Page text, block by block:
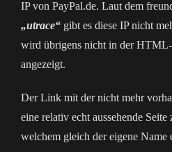
IP von PayPal.de. Laut dem
„utrace“ gibt es diese IP nicht
wird übrigens nicht in der
angezeigt.
Der Link mit der nicht mehr
eine relativ echt aussehende
welchem gleich der eigene Name